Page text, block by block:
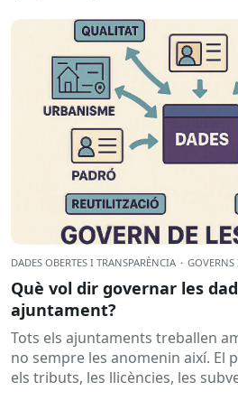
DADES OBERTES I TRANSPARÈNCIA · GOVERNS
Què vol dir governar les
ajuntament?
Tots els ajuntaments treballen
no sempre les anomenin així. El
els tributs, les llicències, les